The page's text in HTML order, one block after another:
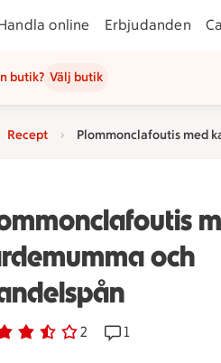
online Erbjudanden
butik? Välj butik
Recept Plommonclafoutis med
och
3.5 av 5. 2
har röstatReceptet har 1
1